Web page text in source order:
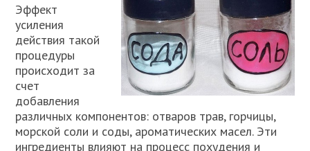
Эффект
усиления
действия такой
процедуры
происходит за
счет
добавления
различных компонентов: отваров трав, горчицы,
морской соли и соды, ароматических масел. Эти
ингредиенты влияют на процесс похудения и